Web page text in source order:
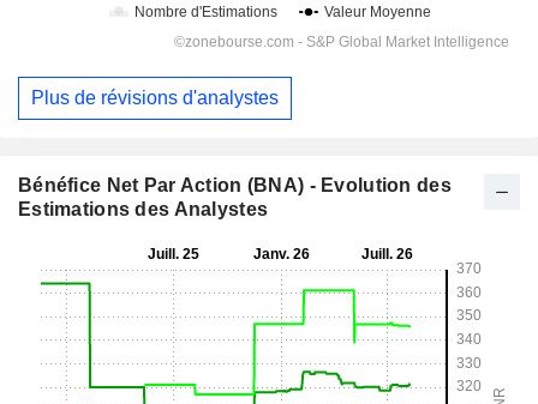
Plus de révisions d'analystes
Bénéfice Net Par Action (BNA) - Evolution des
Estimations des Analystes